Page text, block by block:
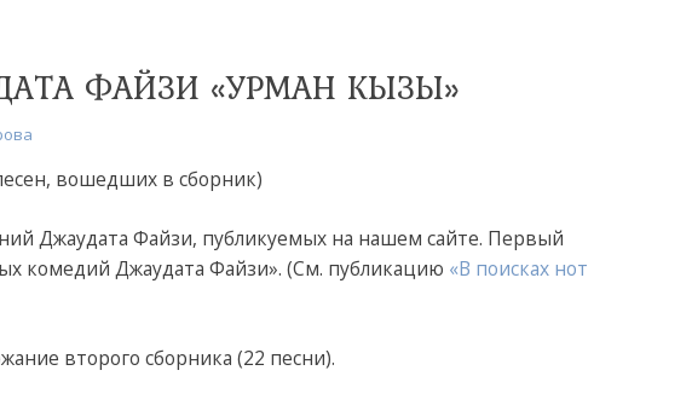
ФАЙЗИ «УРМАН КЫЗЫ»
вошедших в сборник)
Джаудата Файзи, публикуемых на нашем сайте. Первый
комедий Джаудата Файзи». (См. публикацию «В поисках нот
второго сборника (22 песни).